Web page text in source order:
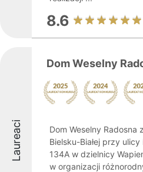
8.6
Laureaci
Dom Weselny
Dom Weselny Radosna
Bielsku-Białej przy
134A w dzielnicy
w organizacji